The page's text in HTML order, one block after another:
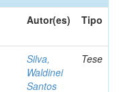
Autor(es) Tipo
Silva,
Waldinei
Santos
Tese